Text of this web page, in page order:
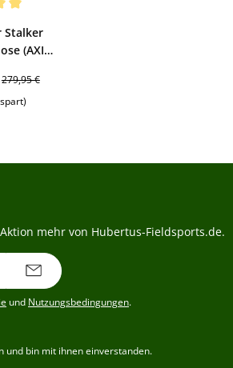
Stalker
(AXIS
Regulärer Preis:
279,95 €
mehr von Hubertus-Fieldsports.de.
und Nutzungsbedingungen.
und bin mit ihnen einverstanden.